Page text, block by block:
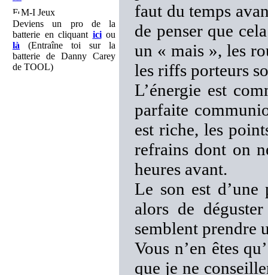
M-I Jeux
Deviens un pro de la
batterie en cliquant iciou
là (Entraîne toi sur la
batterie de Danny Carey
de TOOL)
faut du temps
de penser que
un « mais », les
les riffs porteurs
L’énergie est
parfaite
est riche, les
refrains dont on
heures avant.
Le son est d’une
alors de
semblent prendre
Vous n’en êtes
que je ne